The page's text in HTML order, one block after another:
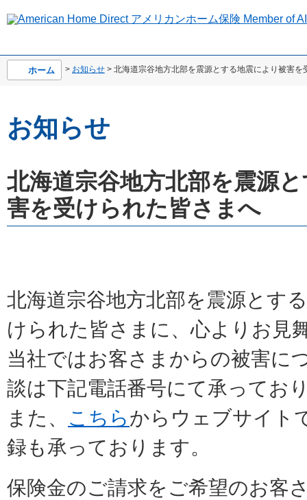
ホーム > お知らせ > 北海道宗谷地方北部を震源とする地震により被害を
お知らせ
北海道宗谷地方北部を震源
害を受けられた皆さまへ
北海道宗谷地方北部を震源とす
けられた皆さまに、心よりお見
当社ではお客さまからの被害に
談は下記電話番号にて承ってお
また、 こちらからウェブサイト
録も承っております。
保険金のご請求をご希望のお客